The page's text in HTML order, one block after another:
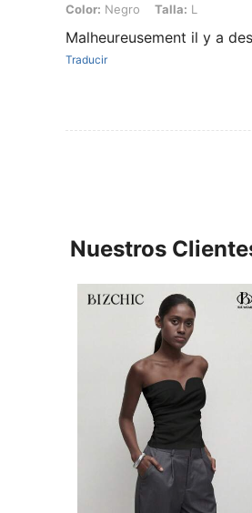
Color: Negro, Talla: L
Color: Negro Talla: L
Malheureusement il y a
Traducir
Nuestros